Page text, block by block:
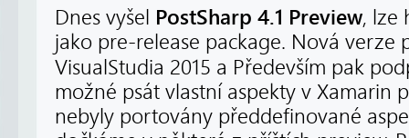
Dnes vyšel PostSharp 4.1 Preview, lze
jako pre-release package. Nová verze
VisualStudia 2015 a Především pak
možné psát vlastní aspekty v Xamarin
nebyly portovány předdefinované